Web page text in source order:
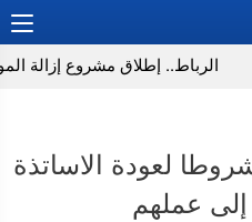
الرباط.. إطلاق مشروع إزالة
لعودة الاساتذة
إلى عملهم